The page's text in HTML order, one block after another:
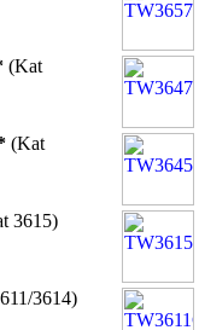
(Kat
(Kat
3615)
3614)